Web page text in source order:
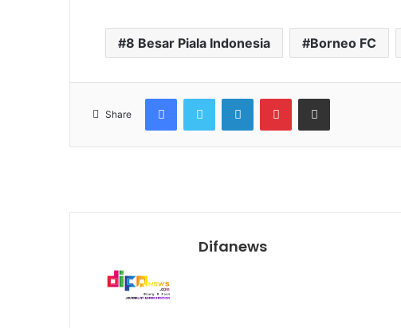
8 Besar Piala Indonesia Borneo FC
Share
FacebookTwitter LinkedInPinterestShare via Email
Difanews